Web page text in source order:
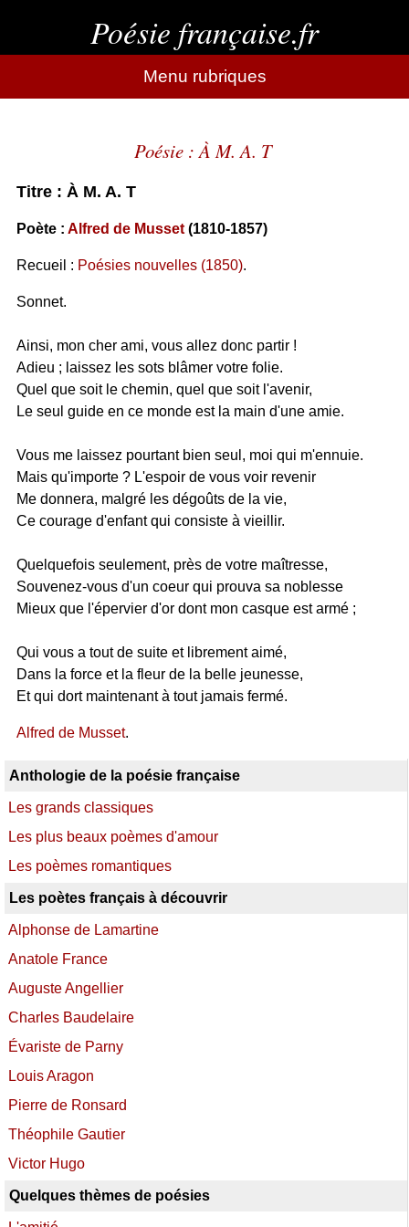
Poésie française.fr
Menu rubriques
Poésie : À M. A. T
Titre : À M. A. T
Poète : Alfred de Musset(1810-1857)
Recueil : Poésies nouvelles (1850).
Sonnet.
Ainsi, mon cher ami, vous allez donc partir !
Adieu ; laissez les sots blâmer votre folie.
Quel que soit le chemin, quel que soit l'avenir,
Le seul guide en ce monde est la main d'une amie.
Vous me laissez pourtant bien seul, moi qui m'ennuie.
Mais qu'importe ? L'espoir de vous voir revenir
Me donnera, malgré les dégoûts de la vie,
Ce courage d'enfant qui consiste à vieillir.
Quelquefois seulement, près de votre maîtresse,
Souvenez-vous d'un coeur qui prouva sa noblesse
Mieux que l'épervier d'or dont mon casque est armé ;
Qui vous a tout de suite et librement aimé,
Dans la force et la fleur de la belle jeunesse,
Et qui dort maintenant à tout jamais fermé.
Alfred de Musset.
Anthologie de la poésie française
Les grands classiques
Les plus beaux poèmes d'amour
Les poèmes romantiques
Les poètes français à découvrir
Alphonse de Lamartine
Anatole France
Auguste Angellier
Charles Baudelaire
Évariste de Parny
Louis Aragon
Pierre de Ronsard
Théophile Gautier
Victor Hugo
Quelques thèmes de poésies